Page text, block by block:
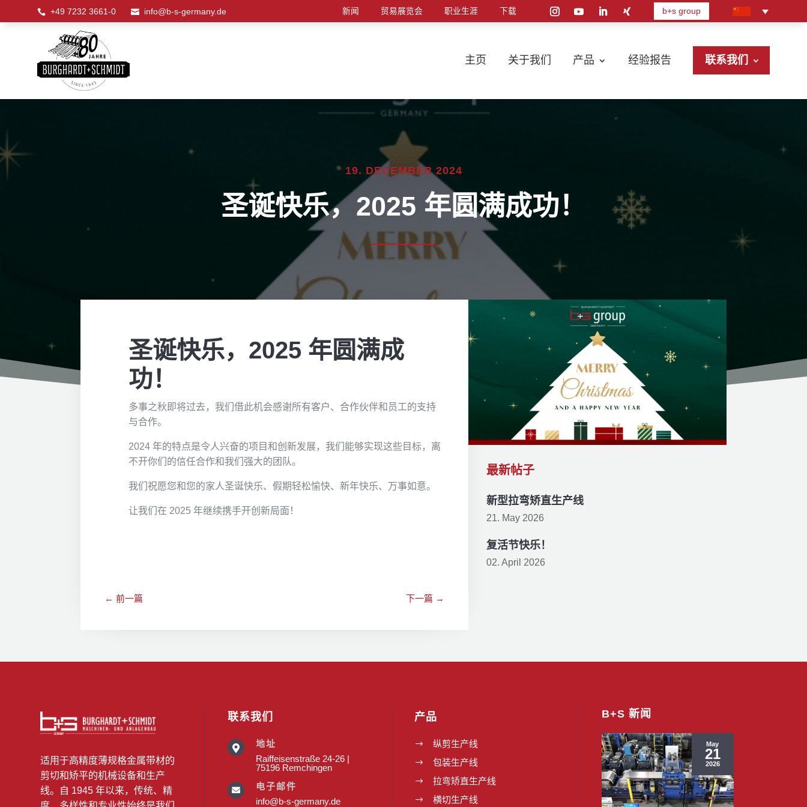
 +49 7232 3661-0  info@b-s-germany.de 新闻 贸易展览会 职业生涯 下载 b+s group
主页 关于我们 产品 经验报告 联系我们
19. DECEMBER 2024
圣诞快乐，2025 年圆满成功！
圣诞快乐，2025 年圆满成
功！
多事之秋即将过去，我们借此机会感谢所有客户、合作伙伴和员工的支持
与合作。
2024 年的特点是令人兴奋的项目和创新发展，我们能够实现这些目标，离
不开你们的信任合作和我们强大的团队。
我们祝愿您和您的家人圣诞快乐、假期轻松愉快、新年快乐、万事如意。
让我们在 2025 年继续携手开创新局面！
←前一篇 下一篇 →
最新帖子
新型拉弯矫直生产线
21. May 2026
复活节快乐！
02. April 2026
适用于高精度薄规格金属带材的
剪切和矫平的机械设备和生产
线。自 1945 年以来，传统、精
联系我们

地址
Raiffeisenstraße 24-26 |
75196 Remchingen

电子邮件
info@b-s-germany.de
产品
$ 纵剪生产线
$ 包装生产线
$ 拉弯矫直生产线
$ 横切生产线
B+S 新闻
May
21
2026